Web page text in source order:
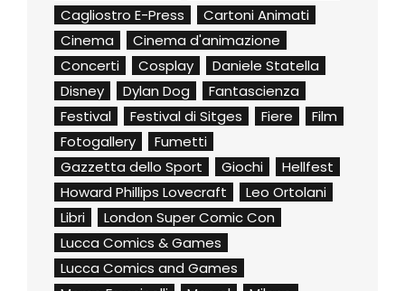
Cagliostro E-Press
Cartoni Animati
Cinema
Cinema d'animazione
Concerti
Cosplay
Daniele Statella
Disney
Dylan Dog
Fantascienza
Festival
Festival di Sitges Fiere
Film
Fotogallery
Fumetti
Gazzetta dello Sport
Giochi
Hellfest
Howard Phillips Lovecraft
Leo Ortolani
Libri
London Super Comic Con
Lucca Comics & Games
Lucca Comics and Games